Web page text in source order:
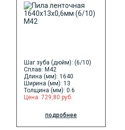
Шаг зуба (дюйм): (6/10)
Сплав: M42
Длина (мм): 1640
Ширина (мм): 13
Толщина (мм): 0.6
Цена: 729,80 руб.
подробнее